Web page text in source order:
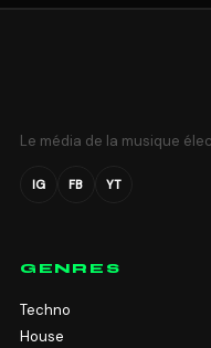
Le média de la musique
IG FB YT
GENRES
Techno
House